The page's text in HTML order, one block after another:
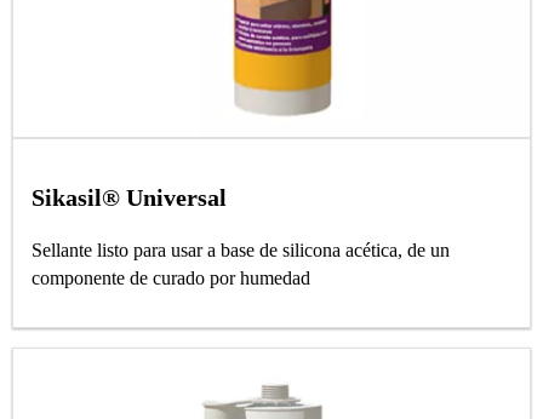
Sikasil® Universal
Sellante listo para usar a base de silicona acética, de un
componente de curado por humedad